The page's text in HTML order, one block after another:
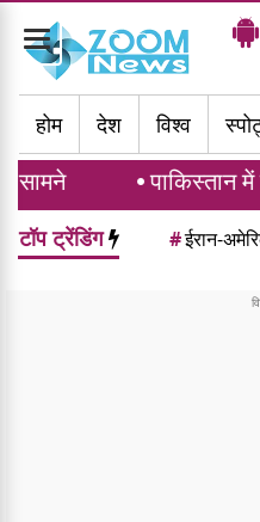
Toggle
navigation
होम
देश विश्व
पाकिस्तान में
टॉप ट्रेंडिंग #ईरान-